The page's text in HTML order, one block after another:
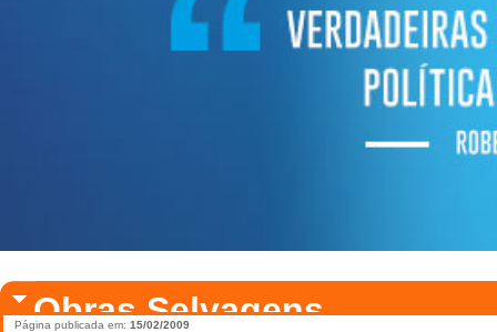
Obras Selvagens
Página publicada em: 15/02/2009